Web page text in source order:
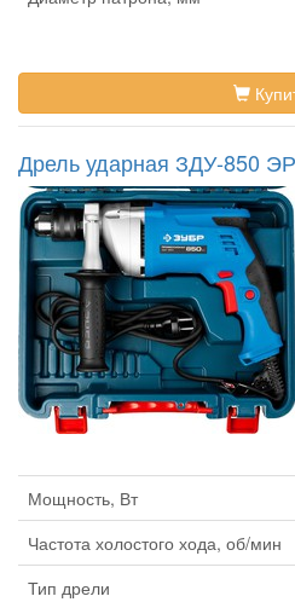
Дрель ударная ЗДУ-850
Мощность, Вт
Частота холостого хода, об/мин
Тип дрели